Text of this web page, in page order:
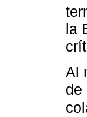
la
Al
de